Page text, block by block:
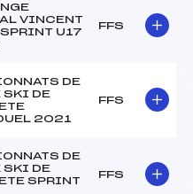
VINCENT
U17
FFS
DE
SKI DE
2021
FFS
DE
SKI DE
SPRINT
FFS